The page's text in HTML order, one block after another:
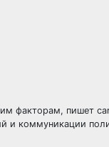
факторам, пишет
коммуникации